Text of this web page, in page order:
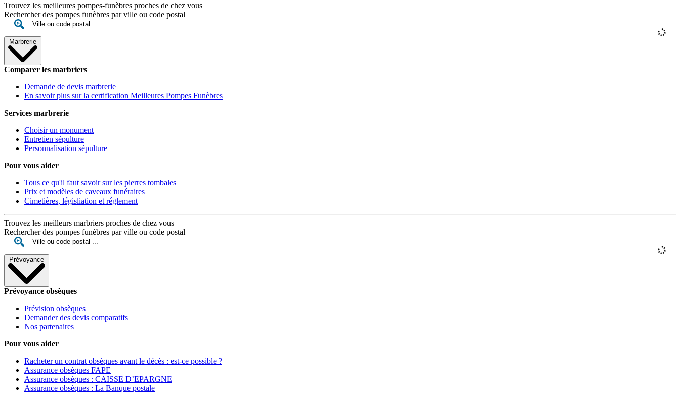
Trouvez les meilleures pompes-funèbres proches de chez vous
Rechercher des pompes funèbres par ville ou code postal
Marbrerie
Comparer les marbriers
Demande de devis marbrerie
En savoir plus sur la certification Meilleures Pompes Funèbres
Services marbrerie
Choisir un monument
Entretien sépulture
Personnalisation sépulture
Pour vous aider
Tous ce qu'il faut savoir sur les pierres tombales
Prix et modèles de caveaux funéraires
Cimetières, législiation et réglement
Trouvez les meilleurs marbriers proches de chez vous
Rechercher des pompes funèbres par ville ou code postal
Prévoyance
Prévoyance obsèques
Prévision obsèques
Demander des devis comparatifs
Nos partenaires
Pour vous aider
Racheter un contrat obsèques avant le décès : est-ce possible ?
Assurance obsèques FAPE
Assurance obsèques : CAISSE D’EPARGNE
Assurance obsèques : La Banque postale